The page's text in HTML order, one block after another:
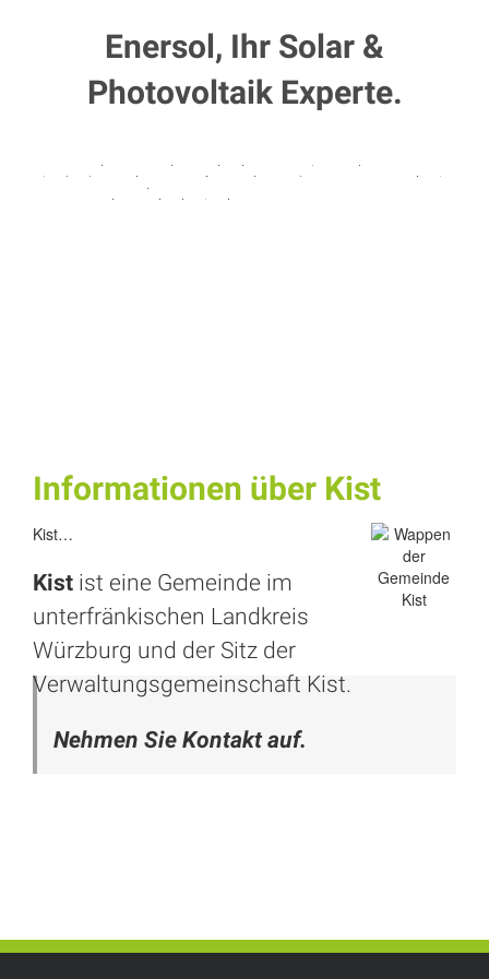
Enersol, Ihr Solar &
Photovoltaik Experte.
Informationen über Kist
Kist…
Kist ist eine Gemeinde im
unterfränkischen Landkreis
Würzburg und der Sitz der
Verwaltungsgemeinschaft Kist.
Nehmen Sie Kontakt auf.